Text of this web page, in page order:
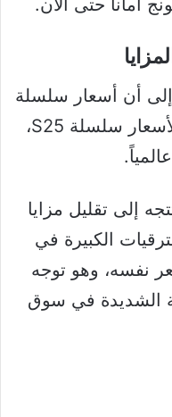
إلى أن أسعار سلسلة
Galaxy S26 ستبقى مماثلة لأسعار سلسلة S25،
إلى تقليل مزايا
الكبيرة في
نفسه، وهو توجه
الشديدة في سوق